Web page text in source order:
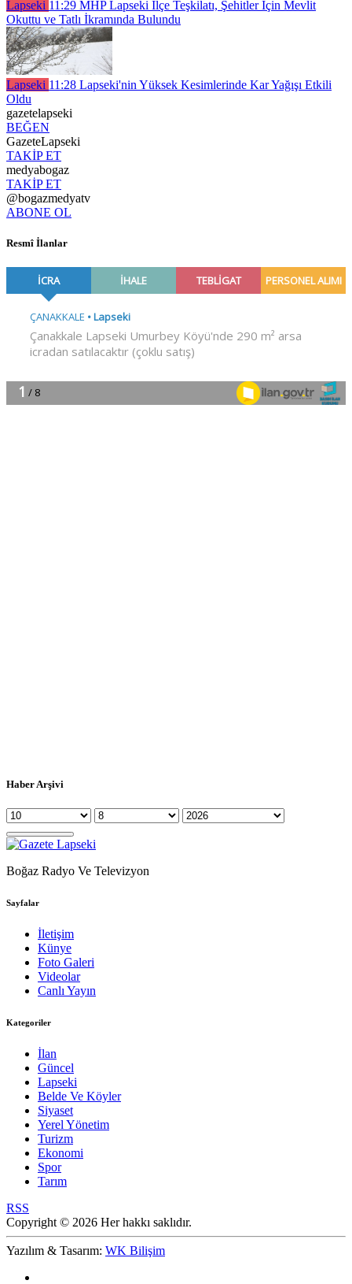
Lapseki 11:29 MHP Lapseki İlçe Teşkilatı, Şehitler İçin Mevlit
Okuttu ve Tatlı İkramında Bulundu
Lapseki 11:28 Lapseki'nin Yüksek Kesimlerinde Kar Yağışı Etkili
Oldu
gazetelapseki
BEĞEN
GazeteLapseki
TAKİP ET
medyabogaz
TAKİP ET
@bogazmedyatv
ABONE OL
Resmî İlanlar
Haber Arşivi
Boğaz Radyo Ve Televizyon
Sayfalar
İletişim
Künye
Foto Galeri
Videolar
Canlı Yayın
Kategoriler
İlan
Güncel
Lapseki
Belde Ve Köyler
Siyaset
Yerel Yönetim
Turizm
Ekonomi
Spor
Tarım
RSS
Copyright © 2026 Her hakkı saklıdır.
Yazılım & Tasarım: WK Bilişim